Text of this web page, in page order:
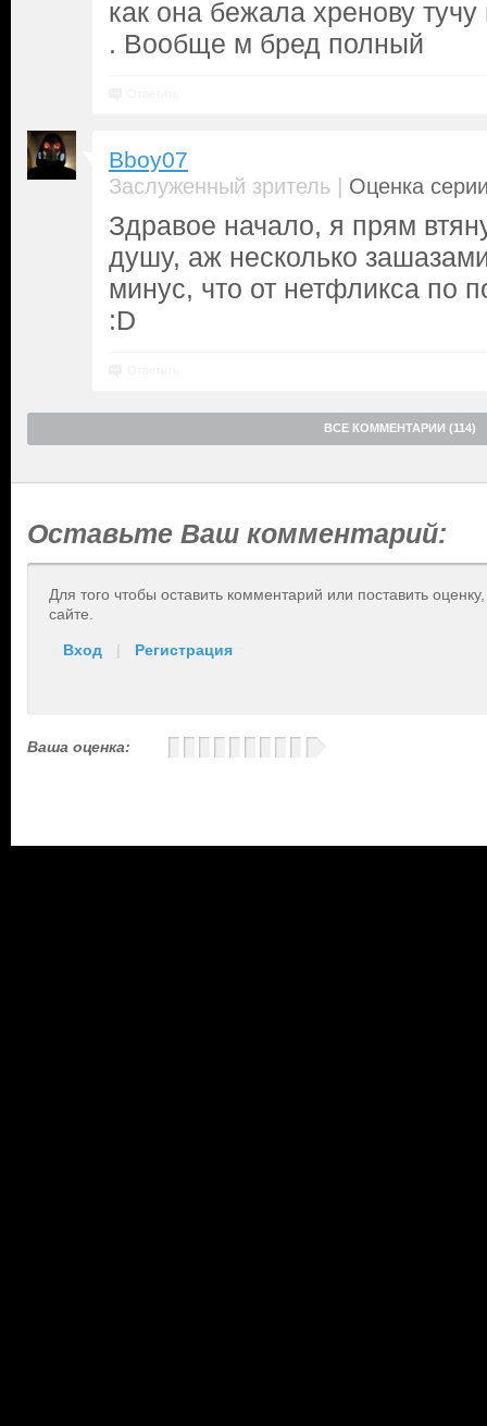
как она бежала хренову
. Вообще м бред полный
Bboy07
Заслуженный зритель | Оценка
Здравое начало, я прям
душу, аж несколько
минус, что от нетфликса по
:D
ВСЕ КОММЕНТАРИИ (114)
Оставьте Ваш комментарий:
Для того чтобы оставить комментарий или поставить
сайте.
Вход | Регистрация
Ваша оценка: